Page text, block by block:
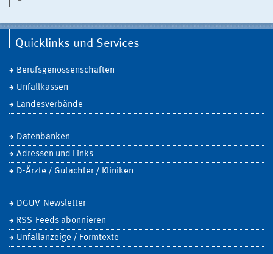
Quicklinks und Services
Berufsgenossenschaften
Unfallkassen
Landesverbände
Datenbanken
Adressen und Links
D-Ärzte / Gutachter / Kliniken
DGUV-Newsletter
RSS-Feeds abonnieren
Unfallanzeige / Formtexte